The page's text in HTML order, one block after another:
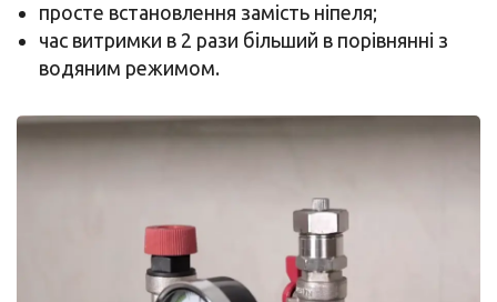
просте встановлення замість ніпеля;
час витримки в 2 рази більший в порівнянні з
водяним режимом.